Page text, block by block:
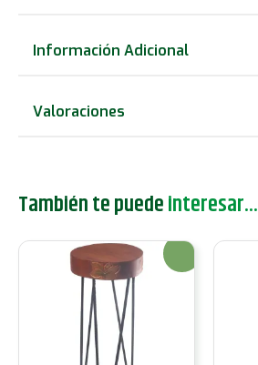
Albasia
cantidad
Información Adicional
Valoraciones
También te puedeinteresar...
¡Oferta!